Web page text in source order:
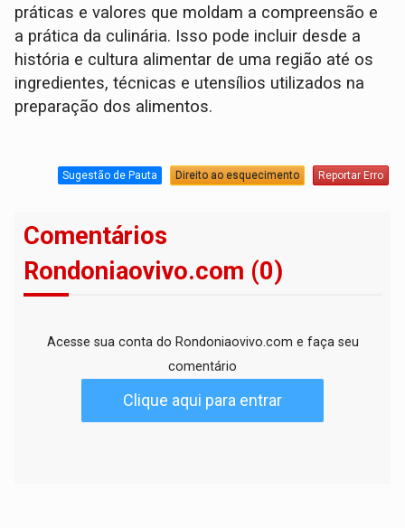
práticas e valores que moldam a compreensão e
a prática da culinária. Isso pode incluir desde a
história e cultura alimentar de uma região até os
ingredientes, técnicas e utensílios utilizados na
preparação dos alimentos.
Sugestão de Pauta Direito ao esquecimento Reportar Erro
Comentários
Rondoniaovivo.com (0)
Acesse sua conta do Rondoniaovivo.com e faça seu
comentário
Clique aqui para entrar